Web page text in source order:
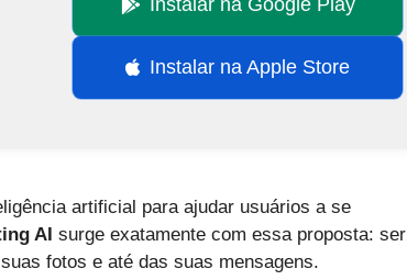
Instalar na Apple Store
artificial para ajudar usuários a se
AI surge exatamente com essa proposta: ser
fotos e até das suas mensagens.